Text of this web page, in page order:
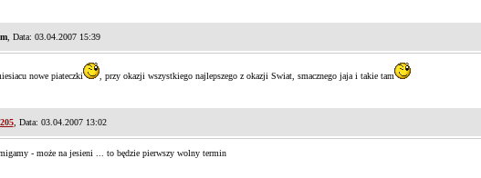
, Data: 03.04.2007 15:39
nowe piateczki , przy okazji wszystkiego najlepszego z okazji Swiat, smacznego jaja i takie tam
, Data: 03.04.2007 13:02
- może na jesieni ... to będzie pierwszy wolny termin